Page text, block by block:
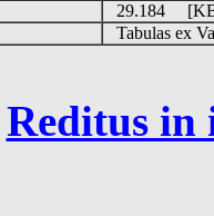
29.184
Tabulas ex
Reditus in